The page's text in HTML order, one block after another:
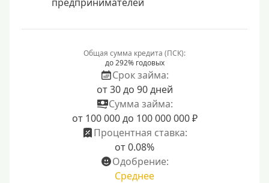
Общая сумма кредита (ПСК):
до 292% годовых
Срок займа:
от 30 до 90 дней
Сумма займа:
от 100 000 до 100 000 000 ₽
Процентная ставка:
от 0.08%
Одобрение:
Среднее